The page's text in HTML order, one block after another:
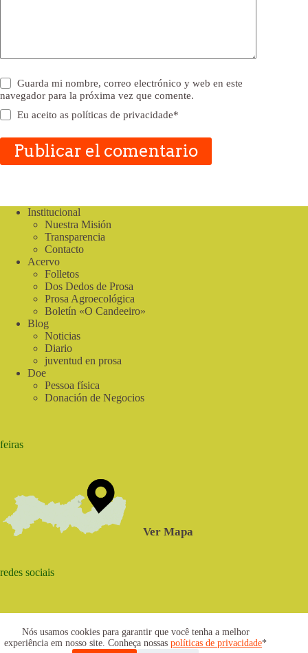
Nós usamos cookies para garantir que você tenha a melhor
experiência em nosso site. Conheça nossaspolíticas de privacidade*
Guarda mi nombre, correo electrónico y web en este
navegador para la próxima vez que comente.
Eu aceito aspolíticas de privacidade*
Publicar el comentario
Institucional
Nuestra Misión
Transparencia
Contacto
Acervo
Folletos
Dos Dedos de Prosa
Prosa Agroecológica
Boletín «O Candeeiro»
Blog
Noticias
Diario
juventud en prosa
Doe
Pessoa física
Donación de Negocios
feiras
Ver Mapa
redes sociais
2021 © www.centrosabia.org.br